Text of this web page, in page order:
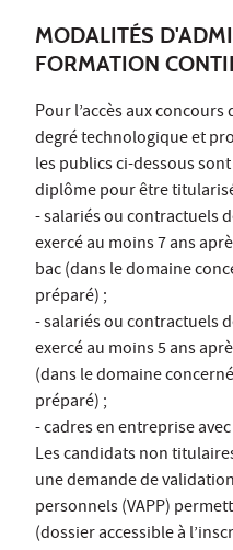
MODALITÉS
FORMATION
Pour l’accès aux
degré technologique et
les publics ci-dessous
diplôme pour être
- salariés ou contractuels
exercé au moins 7 ans
bac (dans le domaine
préparé) ;
- salariés ou contractuels
exercé au moins 5 ans
(dans le domaine
préparé) ;
- cadres en entreprise
Les candidats non
une demande de
personnels (VAPP)
(dossier accessible à